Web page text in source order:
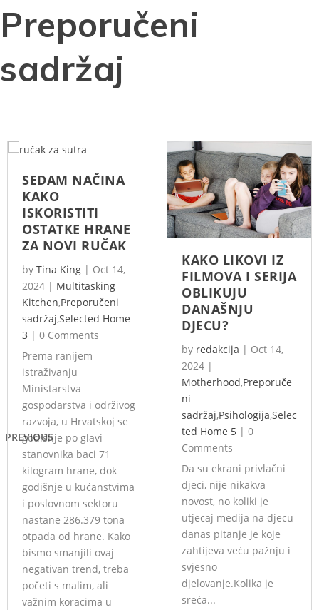
Preporučeni
sadržaj
PREVIOUS
SEDAM NAČINA
KAKO
ISKORISTITI
OSTATKE HRANE
ZA NOVI RUČAK
by Tina King | Oct 14,
2024 | Multitasking
Kitchen,Preporučeni
sadržaj,Selected Home
3 | 0 Comments
Prema ranijem
istraživanju
Ministarstva
gospodarstva i održivog
razvoja, u Hrvatskoj se
godišnje po glavi
stanovnika baci 71
kilogram hrane, dok
godišnje u kućanstvima
i poslovnom sektoru
nastane 286.379 tona
otpada od hrane. Kako
bismo smanjili ovaj
negativan trend, treba
početi s malim, ali
važnim koracima u
KAKO LIKOVI IZ
FILMOVA I SERIJA
OBLIKUJU
DANAŠNJU
DJECU?
by redakcija | Oct 14,
2024 |
Motherhood,Preporuče
ni
sadržaj,Psihologija,Selec
ted Home 5 | 0
Comments
Da su ekrani privlačni
djeci, nije nikakva
novost, no koliki je
utjecaj medija na djecu
danas pitanje je koje
zahtijeva veću pažnju i
svjesno
djelovanje.Kolika je
sreća...